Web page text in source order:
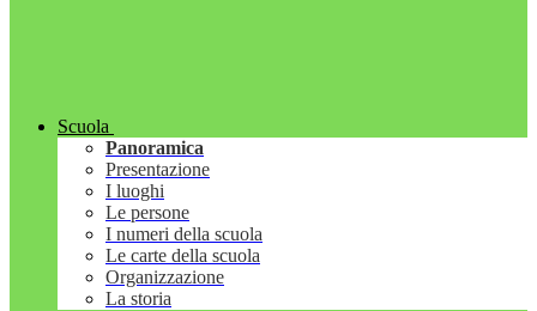
Scuola
Panoramica
Presentazione
I luoghi
Le persone
I numeri della scuola
Le carte della scuola
Organizzazione
La storia